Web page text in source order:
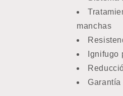
manchas
Ignifugo
Garantía